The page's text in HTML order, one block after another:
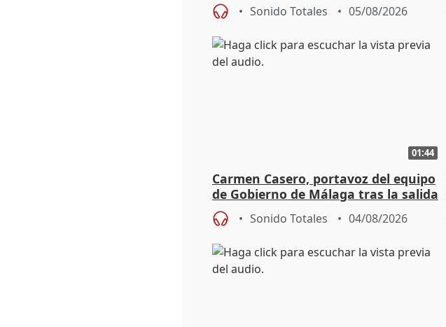
Sonido Totales 05/08/2026
01:44
Carmen Casero, portavoz del equipo
de Gobierno de Málaga tras la salida
de Pérez de Siles
Sonido Totales 04/08/2026